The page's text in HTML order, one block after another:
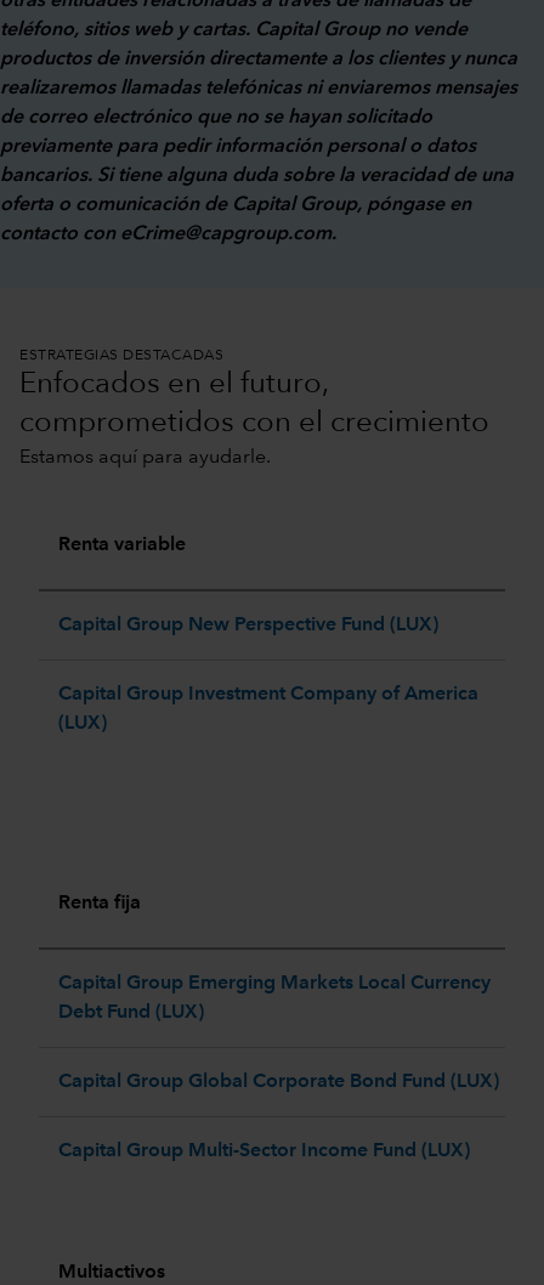
teléfono, sitios web y cartas. Capital Group no vende
productos de inversión directamente a los clientes y nunca
realizaremos llamadas telefónicas ni enviaremos mensajes
de correo electrónico que no se hayan solicitado
previamente para pedir información personal o datos
bancarios. Si tiene alguna duda sobre la veracidad de una
oferta o comunicación de Capital Group, póngase en
contacto con eCrime@capgroup.com.
ESTRATEGIAS DESTACADAS
Enfocados en el futuro,
comprometidos con el crecimiento
Estamos aquí para ayudarle.
Renta variable
Capital Group New Perspective Fund (LUX)​
Capital Group Investment Company of America
(LUX)
Renta fija
Capital Group Emerging Markets Local Currency
Debt Fund (LUX)​
Capital Group Global Corporate Bond Fund (LUX)​
Capital Group Multi-Sector Income Fund (LUX)
Multiactivos